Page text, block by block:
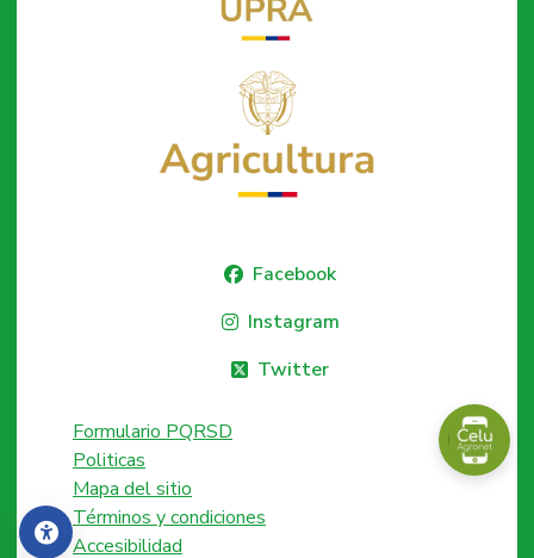
Accesibilidad
Facebook
Instagram
Twitter
Formulario PQRSD
Politicas
Mapa del sitio
Términos y condiciones
Accesibilidad